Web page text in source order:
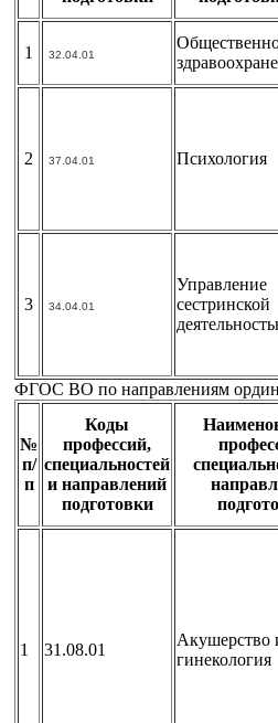
1 32.04.01
2 37.04.01 Психология
3 34.04.01
Управление
сестринской
ФГОС ВО по направлениям
№
п/
п
Коды
профессий,
специальностей
и направлений
подготовки
1 31.08.01
Акушерство
гинекология